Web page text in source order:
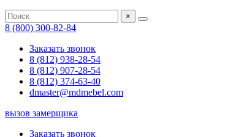
×
8 (800) 300-82-84
Заказать звонок
8 (812) 938-28-54
8 (812) 907-28-54
8 (812) 374-63-40
dmaster@mdmebel.com
вызов замерщика
Заказать звонок